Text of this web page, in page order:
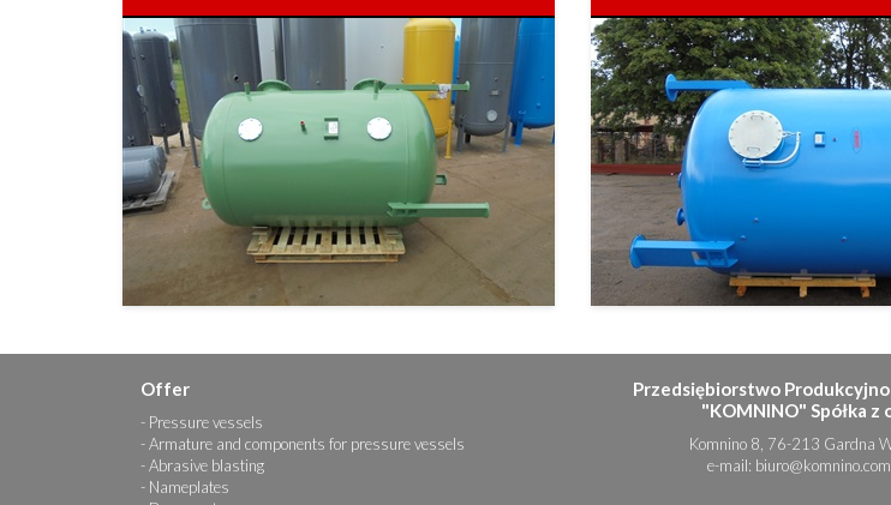
Offer
Pressure vessels
Armature and components for pressure vessels
Abrasive blasting
Nameplates
Przedsiębiorstwo
"KOMNINO" Spółka z
Komnino 8, 76-213 Gardna
e-mail: